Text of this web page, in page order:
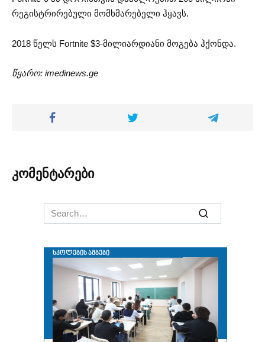
რეგისტრირებული მომხმარებელი ჰყავს.
2018 წელს Fortnite $3-მილიარდიანი მოგება ჰქონდა.
წყარო: imedinews.ge
კომენტარები
Search
for: